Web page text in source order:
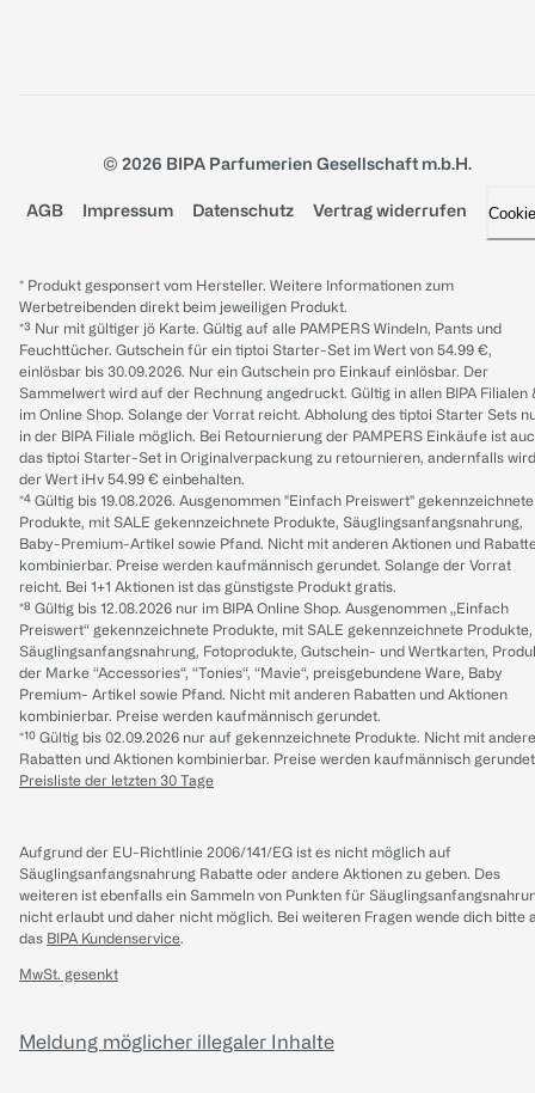
© 2026 BIPA Parfumerien Gesellschaft m.b.H.
AGB Impressum Datenschutz Vertrag widerrufen
* Produkt gesponsert vom Hersteller. Weitere Informationen zum
Werbetreibenden direkt beim jeweiligen Produkt.
*³ Nur mit gültiger jö Karte. Gültig auf alle PAMPERS Windeln, Pants und
Feuchttücher. Gutschein für ein tiptoi Starter-Set im Wert von 54.99 €,
einlösbar bis 30.09.2026. Nur ein Gutschein pro Einkauf einlösbar. Der
Sammelwert wird auf der Rechnung angedruckt. Gültig in allen BIPA Filialen
im Online Shop. Solange der Vorrat reicht. Abholung des tiptoi Starter Sets
in der BIPA Filiale möglich. Bei Retournierung der PAMPERS Einkäufe ist
das tiptoi Starter-Set in Originalverpackung zu retournieren, andernfalls wird
der Wert iHv 54.99 € einbehalten.
*⁴ Gültig bis 19.08.2026. Ausgenommen "Einfach Preiswert" gekennzeichnete
Produkte, mit SALE gekennzeichnete Produkte, Säuglingsanfangsnahrung,
Baby-Premium-Artikel sowie Pfand. Nicht mit anderen Aktionen und
kombinierbar. Preise werden kaufmännisch gerundet. Solange der Vorrat
reicht. Bei 1+1 Aktionen ist das günstigste Produkt gratis.
*⁸ Gültig bis 12.08.2026 nur im BIPA Online Shop. Ausgenommen „Einfach
Preiswert“ gekennzeichnete Produkte, mit SALE gekennzeichnete Produkte,
Säuglingsanfangsnahrung, Fotoprodukte, Gutschein- und Wertkarten,
der Marke “Accessories“, “Tonies“, “Mavie“, preisgebundene Ware, Baby
Premium- Artikel sowie Pfand. Nicht mit anderen Rabatten und Aktionen
kombinierbar. Preise werden kaufmännisch gerundet.
*¹⁰ Gültig bis 02.09.2026 nur auf gekennzeichnete Produkte. Nicht mit
Rabatten und Aktionen kombinierbar. Preise werden kaufmännisch
Preisliste der letzten 30 Tage
Aufgrund der EU-Richtlinie 2006/141/EG ist es nicht möglich auf
Säuglingsanfangsnahrung Rabatte oder andere Aktionen zu geben. Des
weiteren ist ebenfalls ein Sammeln von Punkten für
nicht erlaubt und daher nicht möglich. Bei weiteren Fragen wende dich bitte
das BIPA Kundenservice.
MwSt. gesenkt
Meldung möglicher illegaler Inhalte